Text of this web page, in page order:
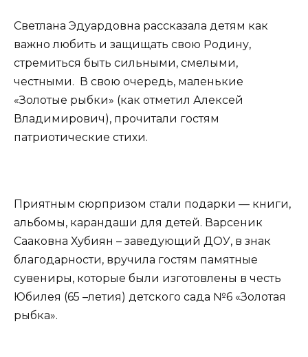
Светлана Эдуардовна рассказала детям как
важно любить и защищать свою Родину,
стремиться быть сильными, смелыми,
честными. В свою очередь, маленькие
«Золотые рыбки» (как отметил Алексей
Владимирович), прочитали гостям
патриотические стихи.
Приятным сюрпризом стали подарки — книги,
альбомы, карандаши для детей. Варсеник
Сааковна Хубиян – заведующий ДОУ, в знак
благодарности, вручила гостям памятные
сувениры, которые были изготовлены в честь
Юбилея (65 –летия) детского сада №6 «Золотая
рыбка».